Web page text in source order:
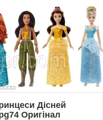
Дісней
Оригінал